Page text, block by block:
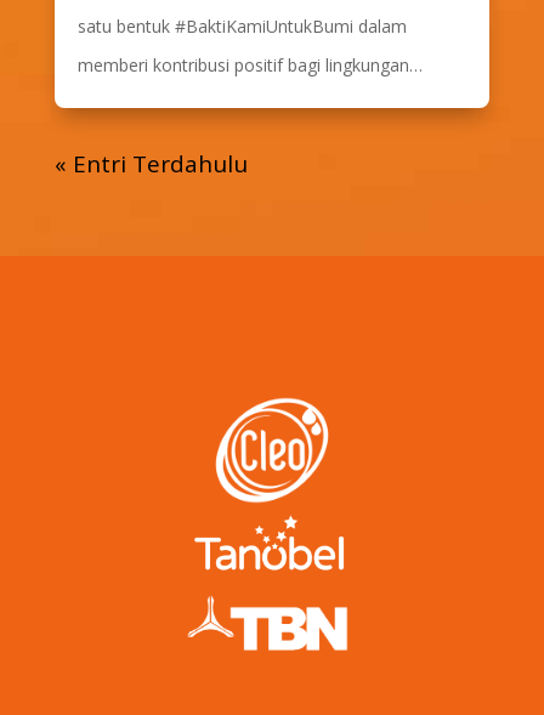
satu bentuk #BaktiKamiUntukBumi dalam
memberi kontribusi positif bagi lingkungan…
« Entri Terdahulu